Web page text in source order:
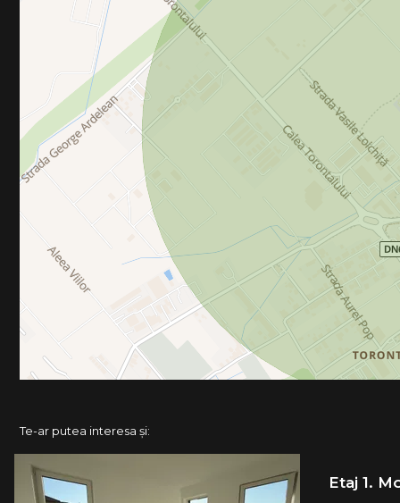
Te-ar putea interesa și:
Etaj 1.